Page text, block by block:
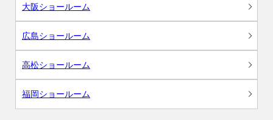
大阪ショールーム
広島ショールーム
高松ショールーム
福岡ショールーム